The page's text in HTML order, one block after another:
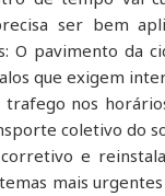
ser bem
O pavimento da
que exigem
nos
coletivo do
e
mais